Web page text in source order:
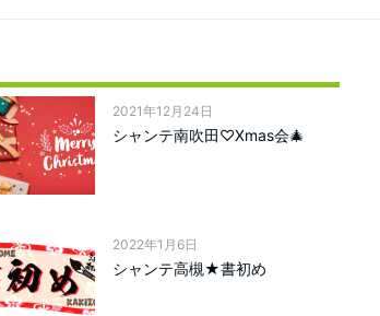
2021年12月24日
シャンテ南吹田♡Xmas会🎄
2022年1月6日
シャンテ高槻★書初め